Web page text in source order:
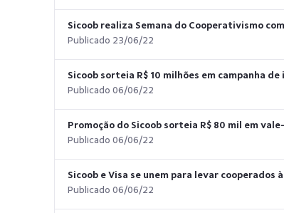
Sicoob realiza Semana do Cooperativismo
Publicado 23/06/22
Sicoob sorteia R$ 10 milhões em campanha
Publicado 06/06/22
Promoção do Sicoob sorteia R$ 80 mil em
Publicado 06/06/22
Sicoob e Visa se unem para levar cooperados
Publicado 06/06/22